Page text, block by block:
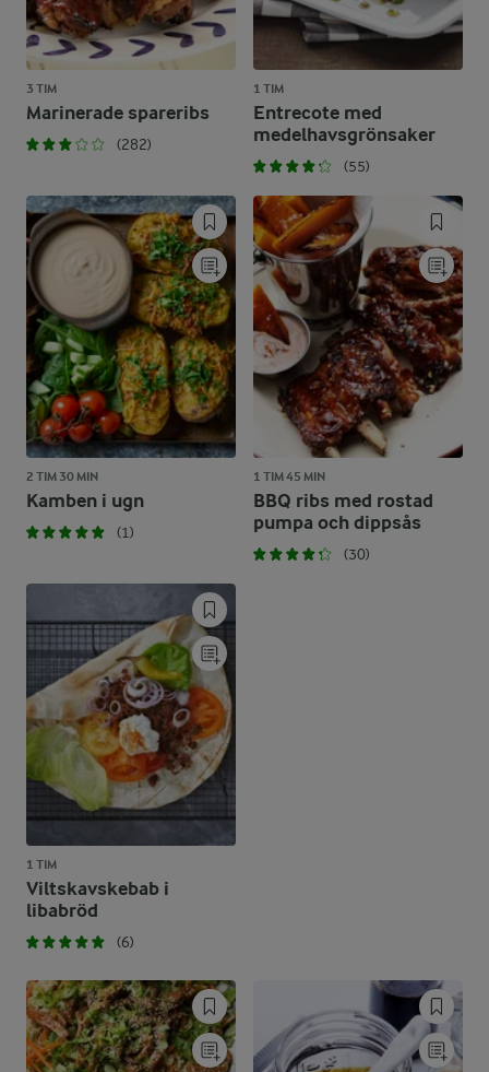
3 TIM
Marinerade spareribs
(282)
1 TIM
Entrecote med
medelhavsgrönsaker
(55)
2 TIM 30 MIN
Kamben i ugn
(1)
1 TIM 45 MIN
BBQ ribs med rostad
pumpa och dippsås
(30)
1 TIM
Viltskavskebab i
libabröd
(6)